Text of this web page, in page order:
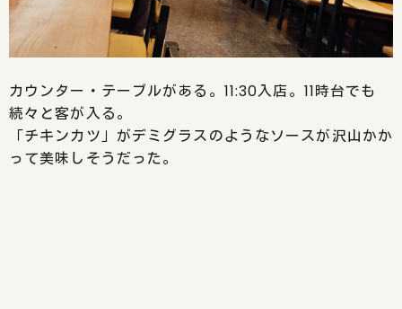
カウンター・テーブルがある。11:30入店。11時台でも
続々と客が入る。
「チキンカツ」がデミグラスのようなソースが沢山かか
って美味しそうだった。